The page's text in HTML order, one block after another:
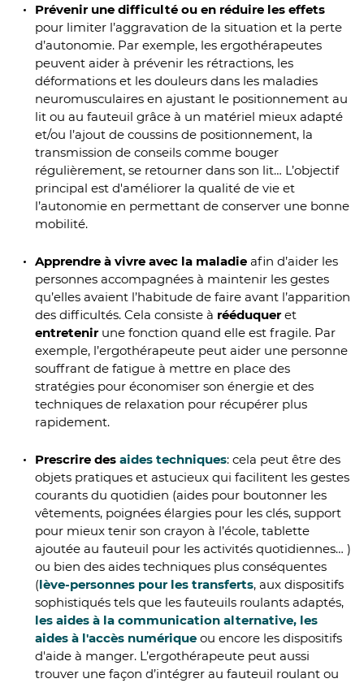
Prévenir une difficulté ou en réduire les effets
pour limiter l’aggravation de la situation et la perte
d’autonomie. Par exemple, les ergothérapeutes
peuvent aider à prévenir les rétractions, les
déformations et les douleurs dans les maladies
neuromusculaires en ajustant le positionnement au
lit ou au fauteuil grâce à un matériel mieux adapté
et/ou l’ajout de coussins de positionnement, la
transmission de conseils comme bouger
régulièrement, se retourner dans son lit… L’objectif
principal est d'améliorer la qualité de vie et
l’autonomie en permettant de conserver une bonne
mobilité.
Apprendre à vivre avec la maladie afin d’aider les
personnes accompagnées à maintenir les gestes
qu’elles avaient l’habitude de faire avant l’apparition
des difficultés. Cela consiste à rééduquer et
entretenir une fonction quand elle est fragile. Par
exemple, l’ergothérapeute peut aider une personne
souffrant de fatigue à mettre en place des
stratégies pour économiser son énergie et des
techniques de relaxation pour récupérer plus
rapidement.
Prescrire des aides techniques: cela peut être des
objets pratiques et astucieux qui facilitent les gestes
courants du quotidien (aides pour boutonner les
vêtements, poignées élargies pour les clés, support
pour mieux tenir son crayon à l’école, tablette
ajoutée au fauteuil pour les activités quotidiennes… )
ou bien des aides techniques plus conséquentes
(lève-personnes pour les transferts, aux dispositifs
sophistiqués tels que les fauteuils roulants adaptés,
les aides à la communication alternative, les
aides à l'accès numérique ou encore les dispositifs
d'aide à manger. L’ergothérapeute peut aussi
trouver une façon d’intégrer au fauteuil roulant ou